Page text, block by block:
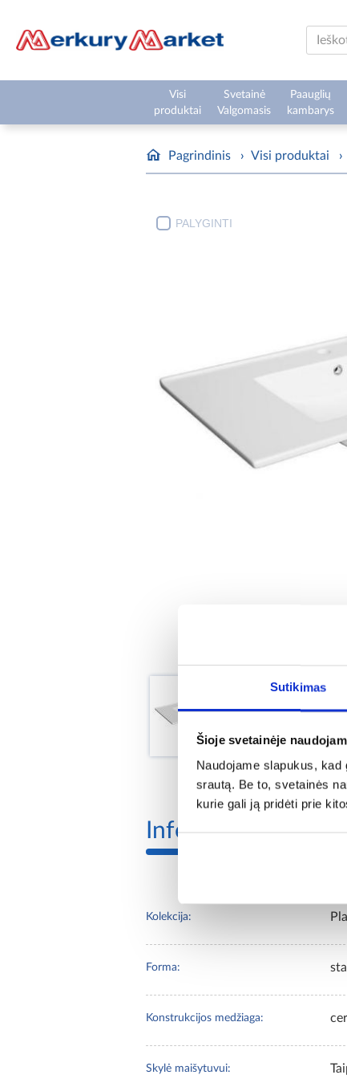
Sutikimas
Šioje svetainėje
Naudojame slapukus,
srautą. Be to, svetainės
kurie gali ją pridėti prie
Visi
produktai
Svetainė
Valgomasis
Paauglių
kambarys
Pagrindinis › Visi produktai ›
PALYGINTI
Informacija
Kolekcija:
Forma:
Konstrukcijos medžiaga:
Skylė maišytuvui: